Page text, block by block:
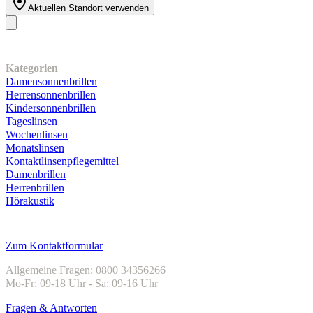
Aktuellen Standort verwenden
Kategorien
Damensonnenbrillen
Herrensonnenbrillen
Kindersonnenbrillen
Tageslinsen
Wochenlinsen
Monatslinsen
Kontaktlinsenpflegemittel
Damenbrillen
Herrenbrillen
Hörakustik
Zum Kontaktformular
Allgemeine Fragen: 0800 34356266
Mo-Fr: 09-18 Uhr - Sa: 09-16 Uhr
Fragen & Antworten